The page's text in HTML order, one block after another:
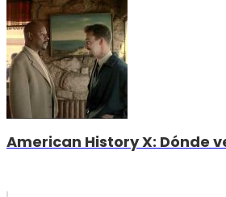
American History X: Dónde